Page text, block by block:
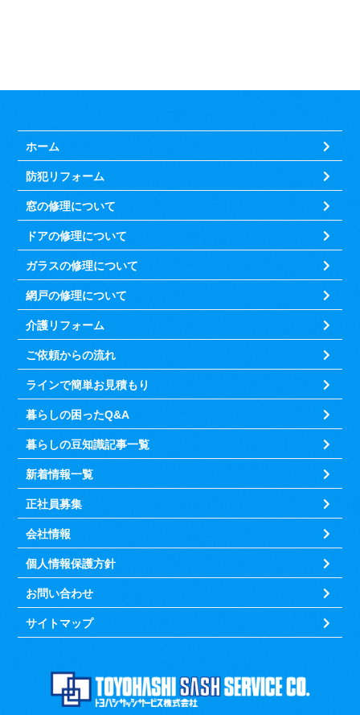
ホーム
防犯リフォーム
窓の修理について
ドアの修理について
ガラスの修理について
網戸の修理について
介護リフォーム
ご依頼からの流れ
ラインで簡単お見積もり
暮らしの困ったQ&A
暮らしの豆知識記事一覧
新着情報一覧
正社員募集
会社情報
個人情報保護方針
お問い合わせ
サイトマップ